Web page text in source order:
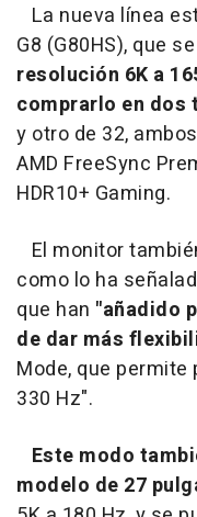
La nueva línea
G8 (G80HS), que
resolución 6K a
comprarlo en dos
y otro de 32,
AMD FreeSync
HDR10+ Gaming.
El monitor
como lo ha
que han "añadido
de dar más
Mode, que permite
330 Hz".
Este modo
modelo de 27